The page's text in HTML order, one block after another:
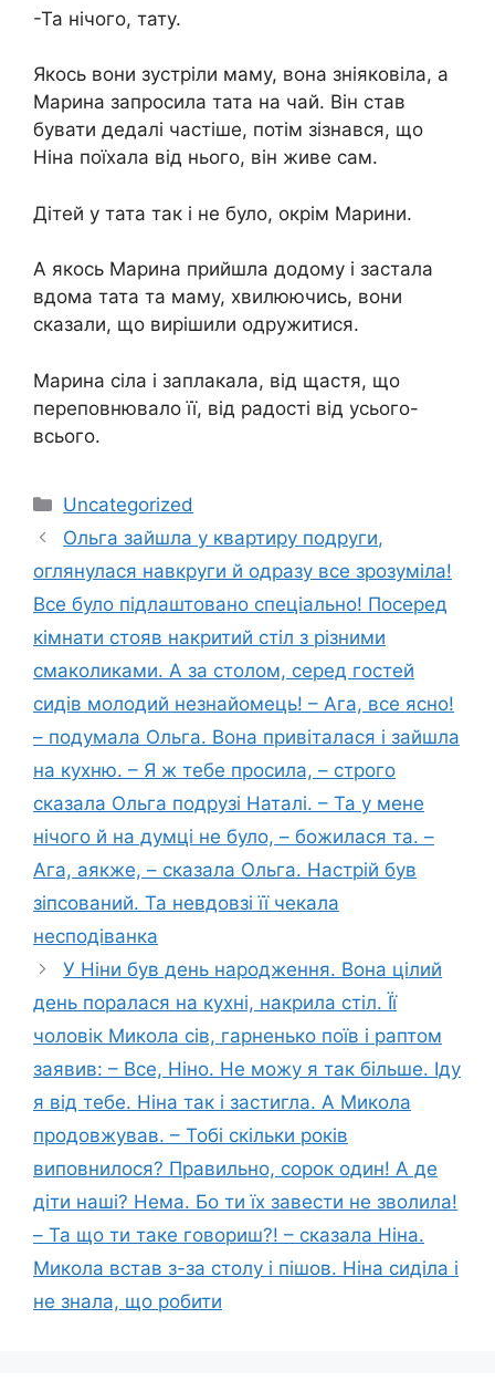
-Та нічого, тату.
Якось вони зустріли маму, вона зніяковіла, а
Марина запросила тата на чай. Він став
бувати дедалі частіше, потім зізнався, що
Ніна поїхала від нього, він живе сам.
Дітей у тата так і не було, окрім Марини.
А якось Марина прийшла додому і застала
вдома тата та маму, хвилюючись, вони
сказали, що вирішили одружитися.
Марина сіла і заплакала, від щастя, що
переповнювало її, від радості від усього-
всього.
Категорії
Uncategorized
Ольга зайшла у квартиру подруги,
оглянулася навкруги й одразу все зрозуміла!
Все було підлаштовано спеціально! Посеред
кімнати стояв накритий стіл з різними
смаколиками. А за столом, серед гостей
сидів молодий незнайомець! – Ага, все ясно!
– подумала Ольга. Вона привіталася і зайшла
на кухню. – Я ж тебе просила, – строго
сказала Ольга подрузі Наталі. – Та у мене
нічого й на думці не було, – божилася та. –
Ага, аякже, – сказала Ольга. Настрій був
зіпсований. Та невдовзі її чекала
несподіванка
У Ніни був день народження. Вона цілий
день поралася на кухні, накрила стіл. Її
чоловік Микола сів, гарненько поїв і раптом
заявив: – Все, Ніно. Не можу я так більше. Іду
я від тебе. Ніна так і застигла. А Микола
продовжував. – Тобі скільки років
виповнилося? Правильно, сорок один! А де
діти наші? Нема. Бо ти їх завести не зволила!
– Та що ти таке говориш?! – сказала Ніна.
Микола встав з-за столу і пішов. Ніна сиділа і
не знала, що робити